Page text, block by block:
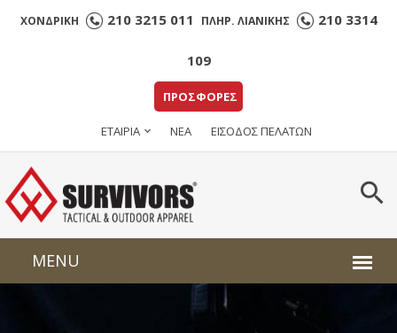
ΧΟΝΔΡΙΚΗ 210 3215 011 ΠΛΗΡ. ΛΙΑΝΙΚΗΣ 210 3314
109
ΠΡΟΣΦΟΡΕΣ
ΕΤΑΙΡΙΑ ΝΕΑ ΕΙΣΟΔΟΣ ΠΕΛΑΤΩΝ